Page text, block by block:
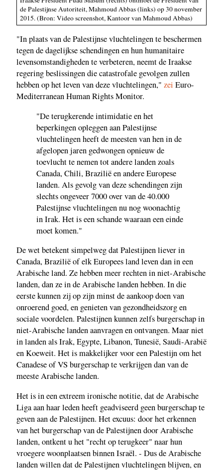
de Palestijnse Autoriteit, Mahmoud Abbas (links) op 30 november
2015. (Bron: Video screenshot, Kantoor van Mahmoud Abbas)
"In plaats van de Palestijnse vluchtelingen te beschermen
tegen de dagelijkse schendingen en hun humanitaire
levensomstandigheden te verbeteren, neemt de Iraakse
regering beslissingen die catastrofale gevolgen zullen
hebben op het leven van deze vluchtelingen," zei Euro-
Mediterranean Human Rights Monitor.
"De terugkerende intimidatie en het
beperkingen opleggen aan Palestijnse
vluchtelingen heeft de meesten van hen in de
afgelopen jaren gedwongen opnieuw de
toevlucht te nemen tot andere landen zoals
Canada, Chili, Brazilië en andere Europese
landen. Als gevolg van deze schendingen zijn
slechts ongeveer 7000 over van de 40.000
Palestijnse vluchtelingen nu nog woonachtig
in Irak. Het is een schande waaraan een einde
moet komen."
De wet betekent simpelweg dat Palestijnen liever in
Canada, Brazilië of elk Europees land leven dan in een
Arabische land. Ze hebben meer rechten in niet-Arabische
landen, dan ze in de Arabische landen hebben. In die
eerste kunnen zij op zijn minst de aankoop doen van
onroerend goed, en genieten van gezondheidszorg en
sociale voordelen. Palestijnen kunnen zelfs burgerschap in
niet-Arabische landen aanvragen en ontvangen. Maar niet
in landen als Irak, Egypte, Libanon, Tunesië, Saudi-Arabië
en Koeweit. Het is makkelijker voor een Palestijn om het
Canadese of VS burgerschap te verkrijgen dan van de
meeste Arabische landen.
Het is in een extreem ironische notitie, dat de Arabische
Liga aan haar leden heeft geadviseerd geen burgerschap te
geven aan de Palestijnen. Het excuus: door het erkennen
van het burgerschap van de Palestijnen door Arabische
landen, ontkent u het "recht op terugkeer" naar hun
vroegere woonplaatsen binnen Israël. - Dus de Arabische
landen willen dat de Palestijnen vluchtelingen blijven, en